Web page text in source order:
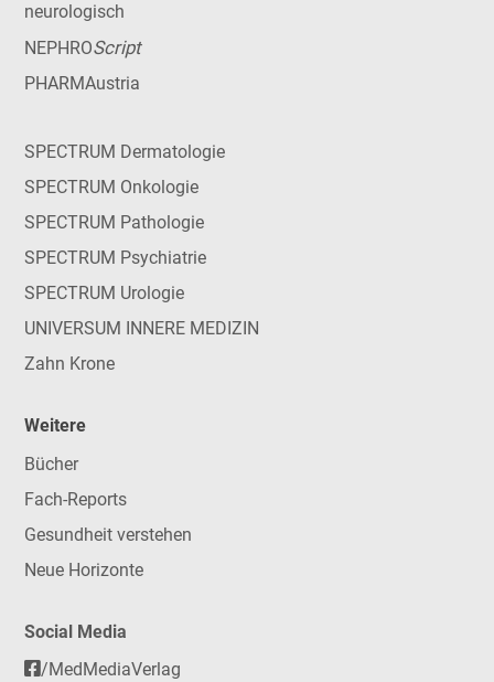
neurologisch
NEPHROScript
PHARMAustria
SPECTRUM Dermatologie
SPECTRUM Onkologie
SPECTRUM Pathologie
SPECTRUM Psychiatrie
SPECTRUM Urologie
UNIVERSUM INNERE MEDIZIN
Zahn Krone
Weitere
Bücher
Fach-Reports
Gesundheit verstehen
Neue Horizonte
Social Media
/MedMediaVerlag